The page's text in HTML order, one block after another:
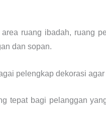
ruang ibadah, ruang
dan sopan.
pelengkap dekorasi
tepat bagi pelanggan